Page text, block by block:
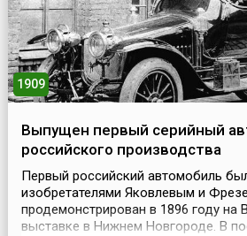
1909
Выпущен первый серийный
российского производства
Первый российский автомобиль
изобретателями Яковлевым и
продемонстрирован в 1896 году на
выставке в Нижнем Новгороде. В